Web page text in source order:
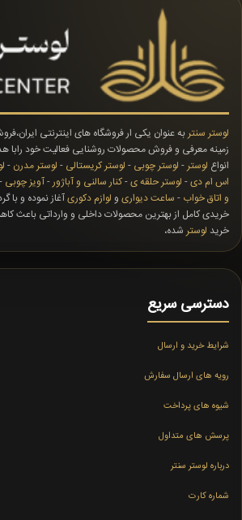
لوستر سنتر به عنوان یکی ار فروشگاه های اینترنتی
زمینه معرفی و فروش محصولات روشنایی فعالیت خود
انواع لوستر - لوستر چوبی - لوستر کریستالی - لوستر مدرن -
اس ام دی- لوستر حلقه ی-کنار سالنی و آباژور-آویز چوبی -
و اتاق خواب - ساعت دیواری و لوازم دکوریآغاز نموده و با
خریدی کامل از بهترین محصولات داخلی و وارداتی باعث
خرید لوستر شده،
دسترسی سریع
شرایط خرید و ارسال
رویه های ارسال سفارش
شیوه های پرداخت
پرسش های متداول
درباره لوستر سنتر
شماره کارت